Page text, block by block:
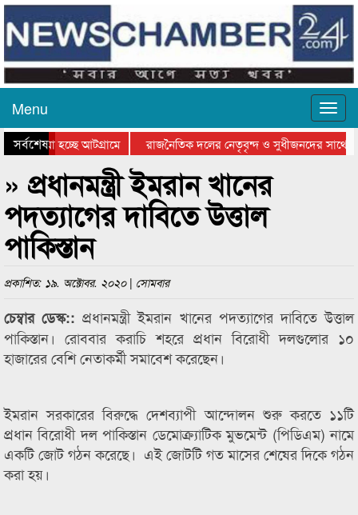
Menu
সর্বশেষ
যাওয়া হচ্ছে আটগ্রামে
রাজনৈতিক দলের নেতৃবৃন্দ ও সুধীজনদের সাথে
পুরস্কার বিতরণ সম্পন্ন
» প্রধানমন্ত্রী ইমরান খানের
পদত্যাগের দাবিতে উত্তাল
পাকিস্তান
প্রকাশিত: ১৯. অক্টোবর. ২০২০ | সোমবার
চেম্বার ডেস্ক::প্রধানমন্ত্রী ইমরান খানের পদত্যাগের দাবিতে উত্তাল
পাকিস্তান। রোববার করাচি শহরে প্রধান বিরোধী দলগুলোর ১০
হাজারের বেশি নেতাকর্মী সমাবেশ করেছেন।
ইমরান সরকারের বিরুদ্ধে দেশব্যাপী আন্দোলন শুরু করতে ১১টি
প্রধান বিরোধী দল পাকিস্তান ডেমোক্র্যাটিক মুভমেন্ট (পিডিএম) নামে
একটি জোট গঠন করেছে। এই জোটটি গত মাসের শেষের দিকে গঠন
করা হয়।